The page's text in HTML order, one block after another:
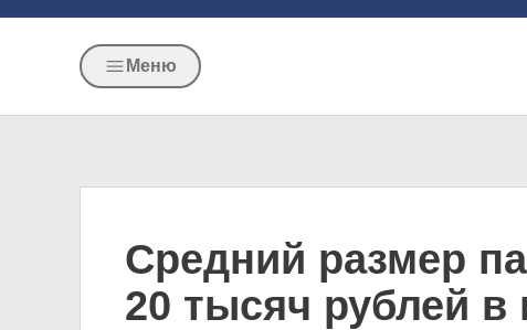
Меню
Средний размер
20 тысяч рублей в